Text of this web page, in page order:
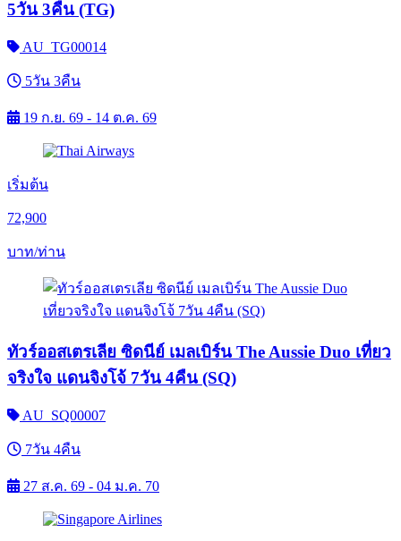
5วัน 3คืน (TG)
AU_TG00014
5วัน 3คืน
19 ก.ย. 69 - 14 ต.ค. 69
เริ่มต้น
72,900
บาท/ท่าน
ทัวร์ออสเตรเลีย ซิดนีย์ เมลเบิร์น The Aussie Duo เที่ยว
จริงใจ แดนจิงโจ้ 7วัน 4คืน (SQ)
AU_SQ00007
7วัน 4คืน
27 ส.ค. 69 - 04 ม.ค. 70